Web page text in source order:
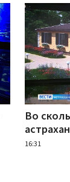
Во
16:31